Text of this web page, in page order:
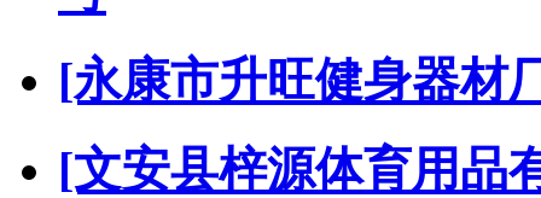
[永康市升旺健身器材
[文安县梓源体育用品